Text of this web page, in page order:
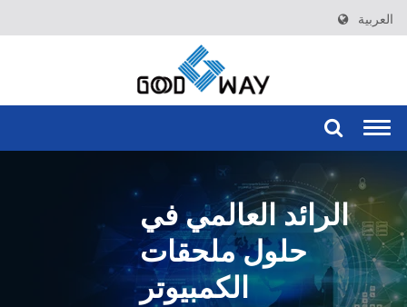
العربية
الرائد العالمي في
حلول ملحقات
الكمبيوتر